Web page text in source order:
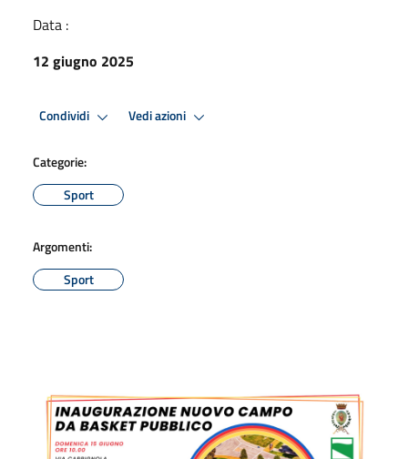
Data :
12 giugno 2025
Condividi Vedi azioni
Categorie:
Sport
Argomenti:
Sport